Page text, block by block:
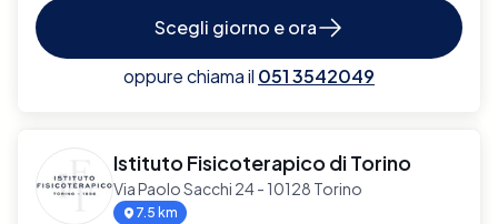
Scegli giorno e ora
oppure chiama il 051 3542049
Istituto Fisicoterapico di Torino
Via Paolo Sacchi 24 - 10128 Torino
7.5 km